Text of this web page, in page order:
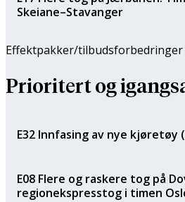
Skeiane–Stavanger
Effektpakker/
Prioritert og
E32 Innfasing av nye
E08 Flere og raskere tog på
regionekspresstog i timen